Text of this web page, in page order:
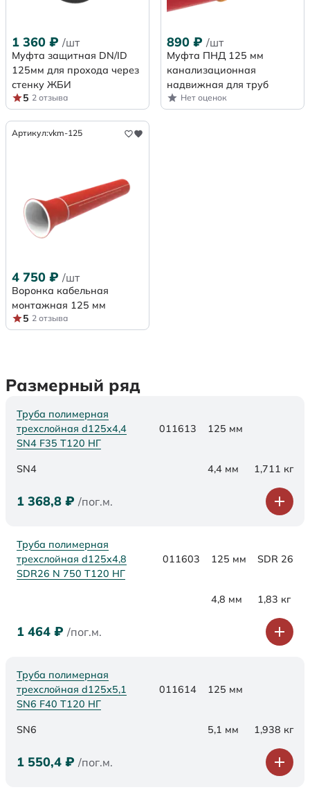
1 360 ₽ /шт
Муфта защитная DN/ID
125мм для прохода через
стенку ЖБИ
5 2 отзыва
890 ₽ /шт
Муфта ПНД 125 мм
канализационная
надвижная для труб
Нет оценок
Артикул:vkm-125
4 750 ₽ /шт
Воронка кабельная
монтажная 125 мм
5 2 отзыва
Размерный ряд
Труба полимерная
трехслойная d125х4,4
SN4 F35 Т120 НГ
011613 125 мм
SN4 4,4 мм 1,711 кг
1 368,8 ₽ /пог.м.
Труба полимерная
трехслойная d125x4,8
SDR26 N 750 Т120 НГ
011603 125 мм SDR 26
4,8 мм 1,83 кг
1 464 ₽ /пог.м.
Труба полимерная
трехслойная d125х5,1
SN6 F40 Т120 НГ
011614 125 мм
SN6 5,1 мм 1,938 кг
1 550,4 ₽ /пог.м.